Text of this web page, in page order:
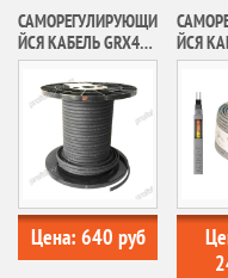
САМОРЕГУЛИРУЮЩИ
ЙСЯ КАБЕЛЬ GRX40-
2CR FINE KOREA
Цена: 640 руб
ЙСЯ